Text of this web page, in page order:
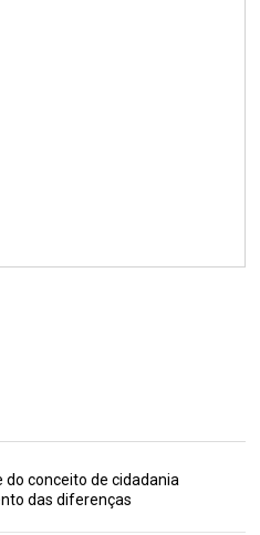
do conceito de cidadania
das diferenças